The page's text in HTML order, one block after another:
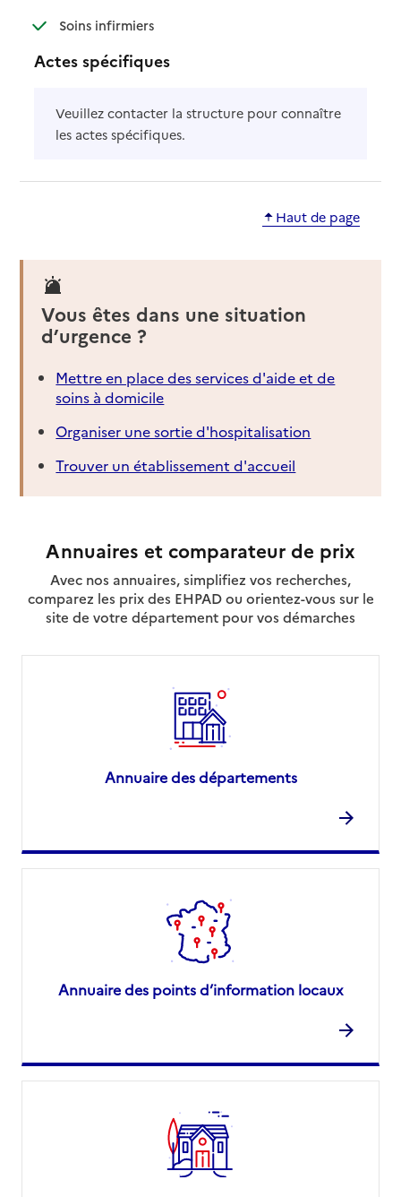
Soins infirmiers: disponible
: non disponible
Actes spécifiques
Veuillez contacter la structure pour connaître
les actes spécifiques.
Haut de page
Vous êtes dans une situation
d’urgence ?
Mettre en place des services d'aide et de
soins à domicile
Organiser une sortie d'hospitalisation
Trouver un établissement d'accueil
Annuaires et comparateur de prix
Avec nos annuaires, simplifiez vos recherches,
comparez les prix des EHPAD ou orientez-vous sur le
site de votre département pour vos démarches
Annuaire des départements
Annuaire des points d’information locaux